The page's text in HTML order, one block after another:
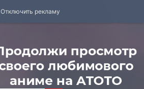
Отключить рекламу